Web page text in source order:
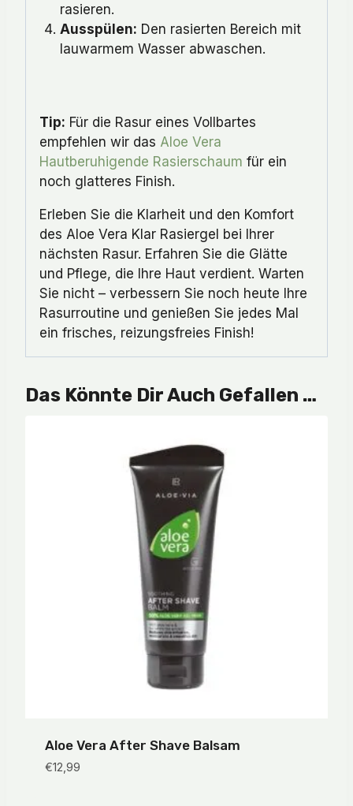
rasieren.
Ausspülen: Den rasierten Bereich mit
lauwarmem Wasser abwaschen.
Tip: Für die Rasur eines Vollbartes
empfehlen wir das Aloe Vera
Hautberuhigende Rasierschaum für ein
noch glatteres Finish.
Erleben Sie die Klarheit und den Komfort
des Aloe Vera Klar Rasiergel bei Ihrer
nächsten Rasur. Erfahren Sie die Glätte
und Pflege, die Ihre Haut verdient. Warten
Sie nicht – verbessern Sie noch heute Ihre
Rasurroutine und genießen Sie jedes Mal
ein frisches, reizungsfreies Finish!
Das Könnte Dir Auch Gefallen …
Aloe Vera After Shave Balsam
€12,99